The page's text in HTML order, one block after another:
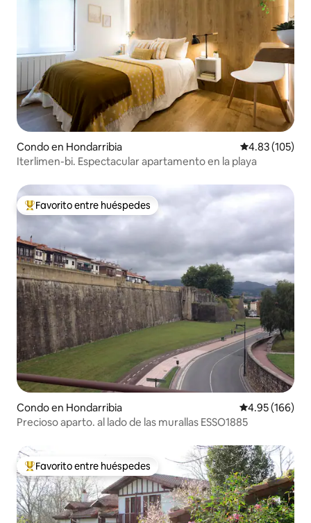
Condo en Hondarribia Calificación
4.83 (105)
Iterlimen-bi. Espectacular apartamento en la playa
Favorito entre huéspedes preferido
Favorito entre huéspedes
Condo en Hondarribia Calificación
4.95 (166)
Precioso aparto. al lado de las murallas ESSO1885
Favorito entre huéspedes preferido
Favorito entre huéspedes